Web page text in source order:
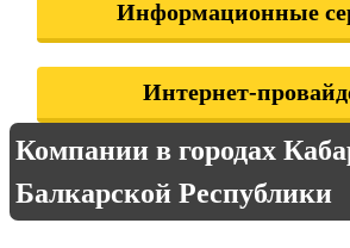
Информационные
Интернет-
Компании в городах
Балкарской Республики